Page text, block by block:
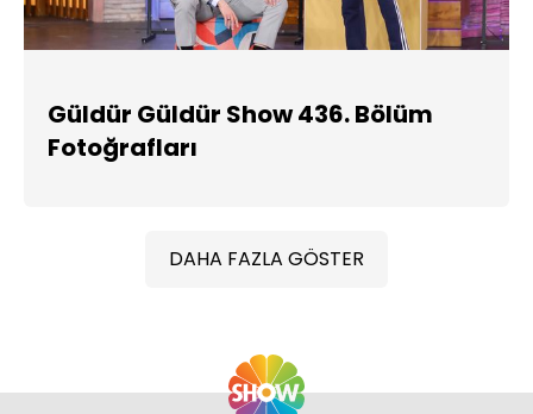
Güldür Güldür Show 436. Bölüm
Fotoğrafları
DAHA FAZLA GÖSTER